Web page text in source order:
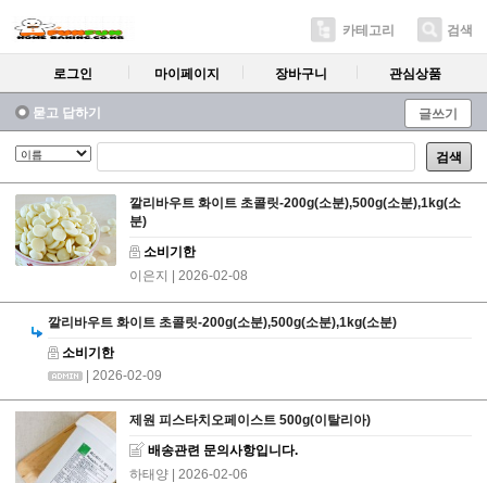
카테고리 검색
로그인 마이페이지 장바구니 관심상품
묻고 답하기 글쓰기
검색
깔리바우트 화이트 초콜릿-200g(소분),500g(소분),1kg(소
분)
소비기한
이은지
| 2026-02-08
깔리바우트 화이트 초콜릿-200g(소분),500g(소분),1kg(소분)
소비기한
| 2026-02-09
제원 피스타치오페이스트 500g(이탈리아)
배송관련 문의사항입니다.
하태양
| 2026-02-06